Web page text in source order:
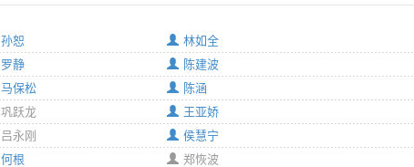
孙恕
林如全
罗静
陈建波
马保松
陈涵
巩跃龙
王亚娇
吕永刚
侯慧宁
何根
郑恢波